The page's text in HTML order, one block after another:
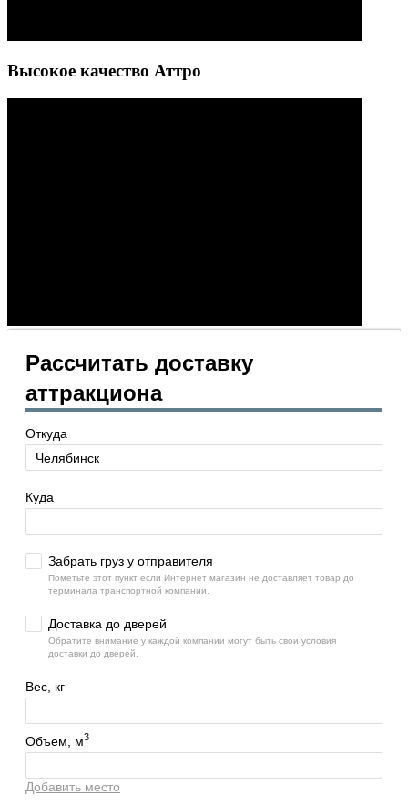
Высокое качество Аттро
Рассчитать доставку
аттракциона
Откуда
Куда
Забрать груз у отправителя
Пометьте этот пункт если Интернет магазин не доставляет товар до
терминала транспортной компании.
Доставка до дверей
Обратите внимание у каждой компании могут быть свои условия
доставки до дверей.
Вес, кг
Объем, м3
Добавить место